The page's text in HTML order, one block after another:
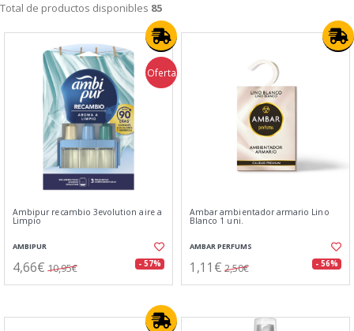
Total de productos disponibles 85
Oferta
Ambipur recambio 3evolution aire a
Limpio
AMBIPUR
4,66€ 10,95€ - 57%
Ambar ambientador armario Lino
Blanco 1 uni.
AMBAR PERFUMS
1,11€ 2,50€ - 56%